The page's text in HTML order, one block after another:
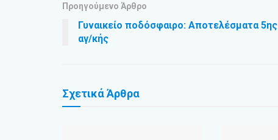
Προηγούμενο Άρθρο
Γυναικείο ποδόσφαιρο: Αποτελέσματα 5ης
αγ/κής
ΣχετικάΆρθρα